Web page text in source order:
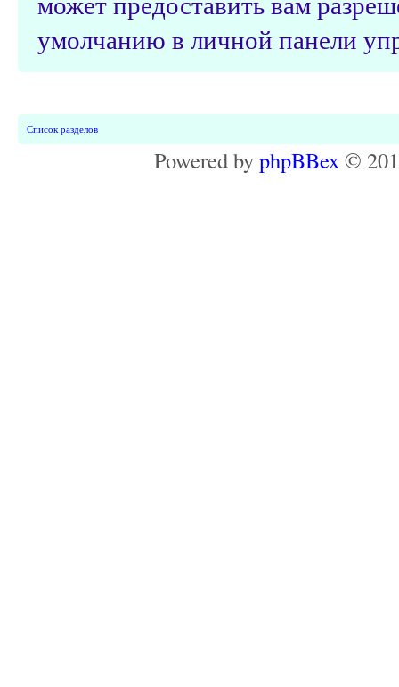
умолчанию в личной панели
Список разделов
Powered byphpBBex ©